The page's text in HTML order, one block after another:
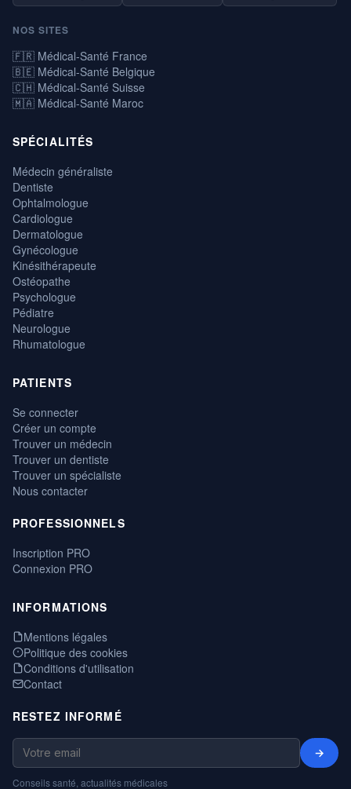
NOS SITES
🇫🇷 Médical-Santé France
🇧🇪 Médical-Santé Belgique
🇨🇭 Médical-Santé Suisse
🇲🇦 Médical-Santé Maroc
SPÉCIALITÉS
Médecin généraliste
Dentiste
Ophtalmologue
Cardiologue
Dermatologue
Gynécologue
Kinésithérapeute
Ostéopathe
Psychologue
Pédiatre
Neurologue
Rhumatologue
PATIENTS
Se connecter
Créer un compte
Trouver un médecin
Trouver un dentiste
Trouver un spécialiste
Nous contacter
PROFESSIONNELS
Inscription PRO
Connexion PRO
INFORMATIONS
Mentions légales
Politique des cookies
Conditions d'utilisation
Contact
RESTEZ INFORMÉ
→
Conseils santé, actualités médicales